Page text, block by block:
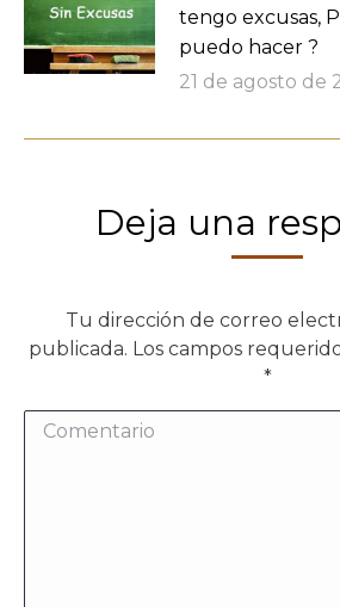
tengo excusas,
puedo hacer ?
21 de agosto de
Deja una
Tu dirección de correo
publicada. Los campos
*
Comentario